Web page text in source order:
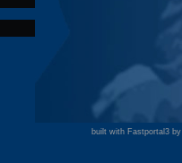
built with Fastportal3 by